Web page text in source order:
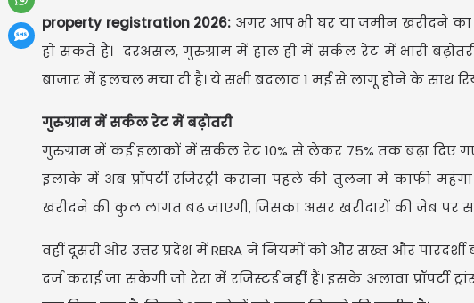
property registration 2026: अगर आप भी घर या जमीन खरीदने
हो सकते हैं। दरअसल, गुरुग्राम में हाल ही में सर्कल रेट में भारी
बाजार में हलचल मचा दी है। ये सभी बदलाव 1 मई से लागू होने के साथ
गुरुग्राम में सर्कल रेट में बढ़ोतरी
गुरुग्राम में कई इलाकों में सर्कल रेट 10% से लेकर 75% तक बढ़ा दिए
इलाके में अब प्रॉपर्टी रजिस्ट्री कराना पहले की तुलना में काफी
खरीदने की कुल लागत बढ़ जाएगी, जिसका असर खरीदारों की जेब पर
वहीं दूसरी ओर उत्तर प्रदेश में RERA ने नियमों को और सख्त और
दर्ज कराई जा सकेगी जो रेरा में रजिस्टर्ड नहीं हैं। इसके अलावा